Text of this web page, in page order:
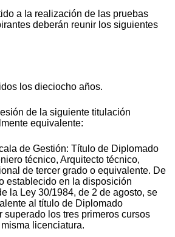
a la realización de las pruebas
deberán reunir los siguientes
los dieciocho años.
de la siguiente titulación
equivalente:
de Gestión: Título de Diplomado
técnico, Arquitecto técnico,
de tercer grado o equivalente. De
establecido en la disposición
la Ley 30/1984, de 2 de agosto, se
al título de Diplomado
superado los tres primeros cursos
licenciatura.